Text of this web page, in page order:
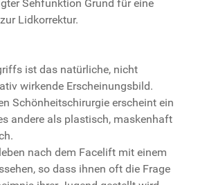
Sehfunktion Grund für eine
Lidkorrektur.
ist das natürliche, nicht
wirkende Erscheinungsbild.
Schönheitschirurgie erscheint ein
andere als plastisch, maskenhaft
nach dem Facelift mit einem
so dass ihnen oft die Frage